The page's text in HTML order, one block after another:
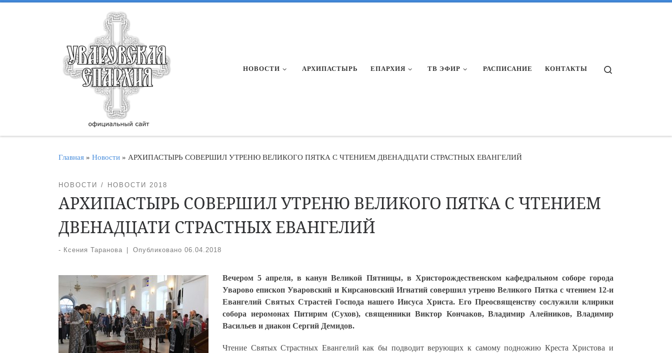
НОВОСТИ АРХИПАСТЫРЬ ЕПАРХИЯ ТВ ЭФИР РАСПИСАНИЕ КОНТАКТЫ
Главная » Новости » АРХИПАСТЫРЬ СОВЕРШИЛ УТРЕНЮ ВЕЛИКОГО ПЯТКА С ЧТЕНИЕМ ДВЕНАДЦАТИ СТРАСТНЫХ ЕВАНГЕЛИЙ
НОВОСТИ НОВОСТИ 2018
АРХИПАСТЫРЬ СОВЕРШИЛ УТРЕНЮ ВЕЛИКОГО ПЯТКА С ЧТЕНИЕМ
ДВЕНАДЦАТИ СТРАСТНЫХ ЕВАНГЕЛИЙ
- Ксения Таранова Опубликовано 06.04.2018
Вечером 5 апреля, в канун Великой Пятницы, в Христорождественском кафедральном соборе города
Уварово епископ Уваровский и Кирсановский Игнатий совершил утреню Великого Пятка с чтением 12-и
Евангелий Святых Страстей Господа нашего Иисуса Христа. Его Преосвященству сослужили клирики
собора иеромонах Питирим (Сухов), священники Виктор Кончаков, Владимир Алейников, Владимир
Васильев и диакон Сергий Демидов.
Чтение Святых Страстных Евангелий как бы подводит верующих к самому подножию Креста Христова и